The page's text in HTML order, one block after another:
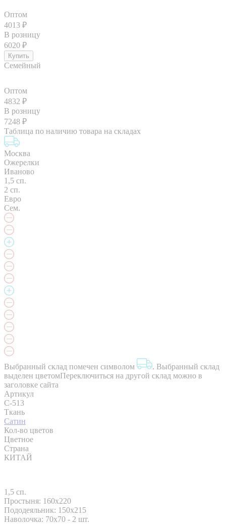
Оптом
4013 ₽
В розницу
6020 ₽
Семейный
Оптом
4832 ₽
В розницу
7248 ₽
Таблица по наличию товара на складах
Москва
Ожерелки
Иваново
1,5 сп.
2 сп.
Евро
Сем.
Выбранный склад помечен символом . Выбранный склад
выделен цветомПереключиться на другой склад можно в
заголовке сайта
Артикул
C-513
Ткань
Сатин
Кол-во цветов
Цветное
Страна
КИТАЙ
1,5 сп.
Простыня: 160x220
Пододеяльник: 150x215
Наволочка: 70x70 - 2 шт.